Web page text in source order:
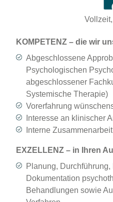
KOMPETENZ – die wir
Abgeschlossene
Psychologischen
abgeschlossener
Systemische Therapie)
Vorerfahrung
Interesse an klinischer
Interne
EXZELLENZ – in Ihren
Planung,
Dokumentation
Behandlungen sowie